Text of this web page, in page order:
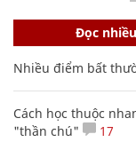
Đọc nhiều
Nhiều điểm bất
Cách học thuộc
"thần chú"
17